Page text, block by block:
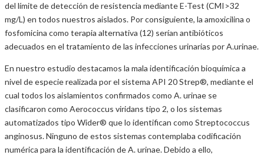
del límite de detección de resistencia mediante E-Test (CMI>32
mg/L) en todos nuestros aislados. Por consiguiente, la amoxicilina o
fosfomicina como terapia alternativa (12) serían antibióticos
adecuados en el tratamiento de las infecciones urinarias por A.urinae.
En nuestro estudio destacamos la mala identificación bioquímica a
nivel de especie realizada por el sistema API 20 Strep®, mediante el
cual todos los aislamientos confirmados como A. urinae se
clasificaron como Aerococcus viridans tipo 2, o los sistemas
automatizados tipo Wider® que lo identifican como Streptococcus
anginosus. Ninguno de estos sistemas contemplaba codificación
numérica para la identificación de A. urinae. Debido a ello,